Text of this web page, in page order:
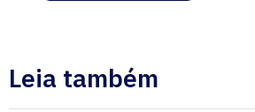
Leia também